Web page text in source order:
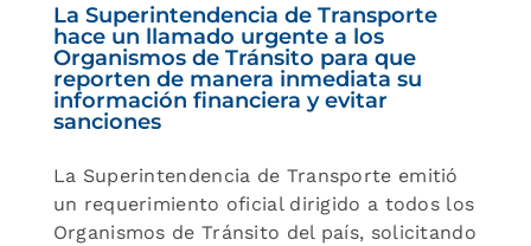
La Superintendencia de Transporte
hace un llamado urgente a los
Organismos de Tránsito para que
reporten de manera inmediata su
información financiera y evitar
sanciones
La Superintendencia de Transporte emitió
un requerimiento oficial dirigido a todos los
Organismos de Tránsito del país, solicitando